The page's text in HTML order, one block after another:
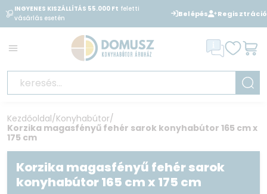
INGYENES KISZÁLLÍTÁS 55.000 Ft feletti
vásárlás esetén
BANKKÁRTYÁVAL
is
áruházunkban
Belépés Regisztráció
Kezdőoldal/Konyhabútor/
Korzika magasfényű fehér sarok konyhabútor 165 cm x
175 cm
Korzika magasfényű fehér sarok
konyhabútor 165 cm x 175 cm